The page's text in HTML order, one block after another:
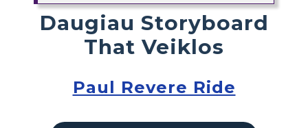
Daugiau Storyboard
That Veiklos
Paul Revere Ride